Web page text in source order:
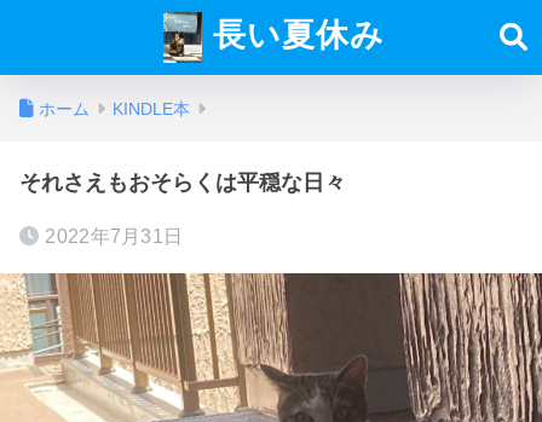
長い夏休み
ホーム KINDLE本
それさえもおそらくは平穏な日々
2022年7月31日